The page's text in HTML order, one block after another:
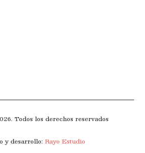
Todos los derechos reservados
y desarrollo: Rayo Estudio